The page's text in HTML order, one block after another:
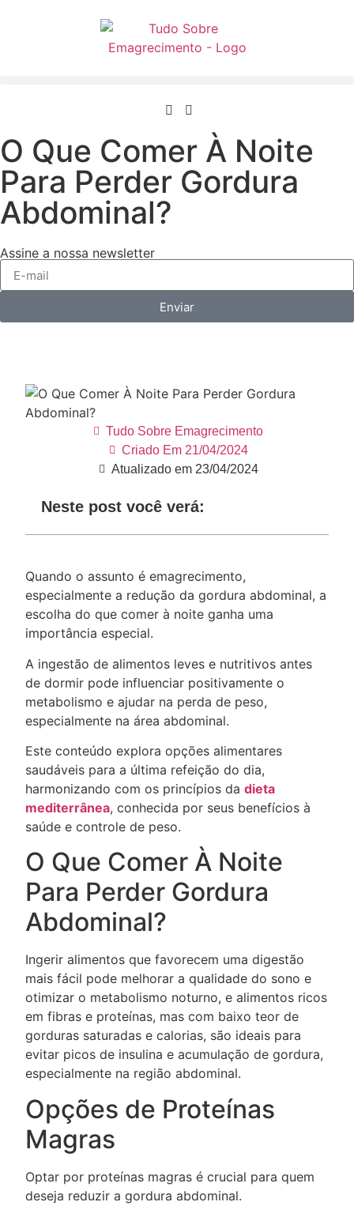
O Que Comer À Noite
Para Perder Gordura
Abdominal?
Assine a nossa newsletter
Enviar
Tudo Sobre Emagrecimento
Criado Em 21/04/2024
Atualizado em 23/04/2024
Neste post você verá:
Quando o assunto é emagrecimento,
especialmente a redução da gordura abdominal, a
escolha do que comer à noite ganha uma
importância especial.
A ingestão de alimentos leves e nutritivos antes
de dormir pode influenciar positivamente o
metabolismo e ajudar na perda de peso,
especialmente na área abdominal.
Este conteúdo explora opções alimentares
saudáveis para a última refeição do dia,
harmonizando com os princípios dadieta
mediterrânea, conhecida por seus benefícios à
saúde e controle de peso.
O Que Comer À Noite
Para Perder Gordura
Abdominal?
Ingerir alimentos que favorecem uma digestão
mais fácil pode melhorar a qualidade do sono e
otimizar o metabolismo noturno, e alimentos ricos
em fibras e proteínas, mas com baixo teor de
gorduras saturadas e calorias, são ideais para
evitar picos de insulina e acumulação de gordura,
especialmente na região abdominal.
Opções de Proteínas
Magras
Optar por proteínas magras é crucial para quem
deseja reduzir a gordura abdominal.